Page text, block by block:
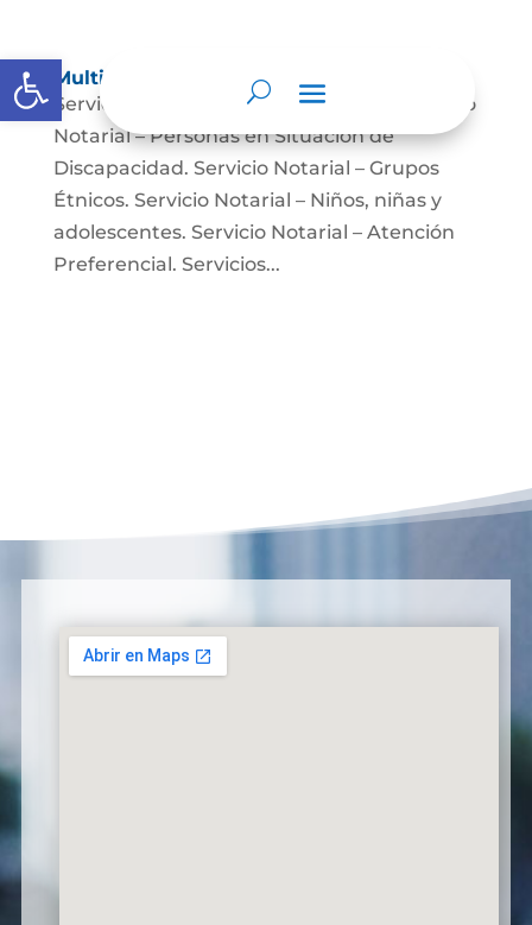
Abrir barra de herramientas
Multimedia
Servicio Notarial – Fuerzas Militares. Servicio
Notarial – Personas en Situación de
Discapacidad. Servicio Notarial – Grupos
Étnicos. Servicio Notarial – Niños, niñas y
adolescentes. Servicio Notarial – Atención
Preferencial. Servicios...